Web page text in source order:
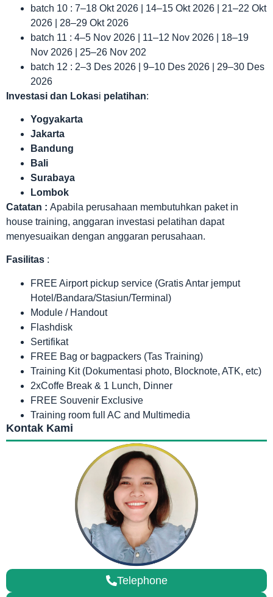
batch 10 : 7–18 Okt 2026 | 14–15 Okt 2026 | 21–22 Okt
2026 | 28–29 Okt 2026
batch 11 : 4–5 Nov 2026 | 11–12 Nov 2026 | 18–19
Nov 2026 | 25–26 Nov 202
batch 12 : 2–3 Des 2026 | 9–10 Des 2026 | 29–30 Des
2026
Investasi dan Lokasi pelatihan:
Yogyakarta
Jakarta
Bandung
Bali
Surabaya
Lombok
Catatan : Apabila perusahaan membutuhkan paket in
house training, anggaran investasi pelatihan dapat
menyesuaikan dengan anggaran perusahaan.
Fasilitas :
FREE Airport pickup service (Gratis Antar jemput
Hotel/Bandara/Stasiun/Terminal)
Module / Handout
Flashdisk
Sertifikat
FREE Bag or bagpackers (Tas Training)
Training Kit (Dokumentasi photo, Blocknote, ATK, etc)
2xCoffe Break & 1 Lunch, Dinner
FREE Souvenir Exclusive
Training room full AC and Multimedia
Kontak Kami
Telephone